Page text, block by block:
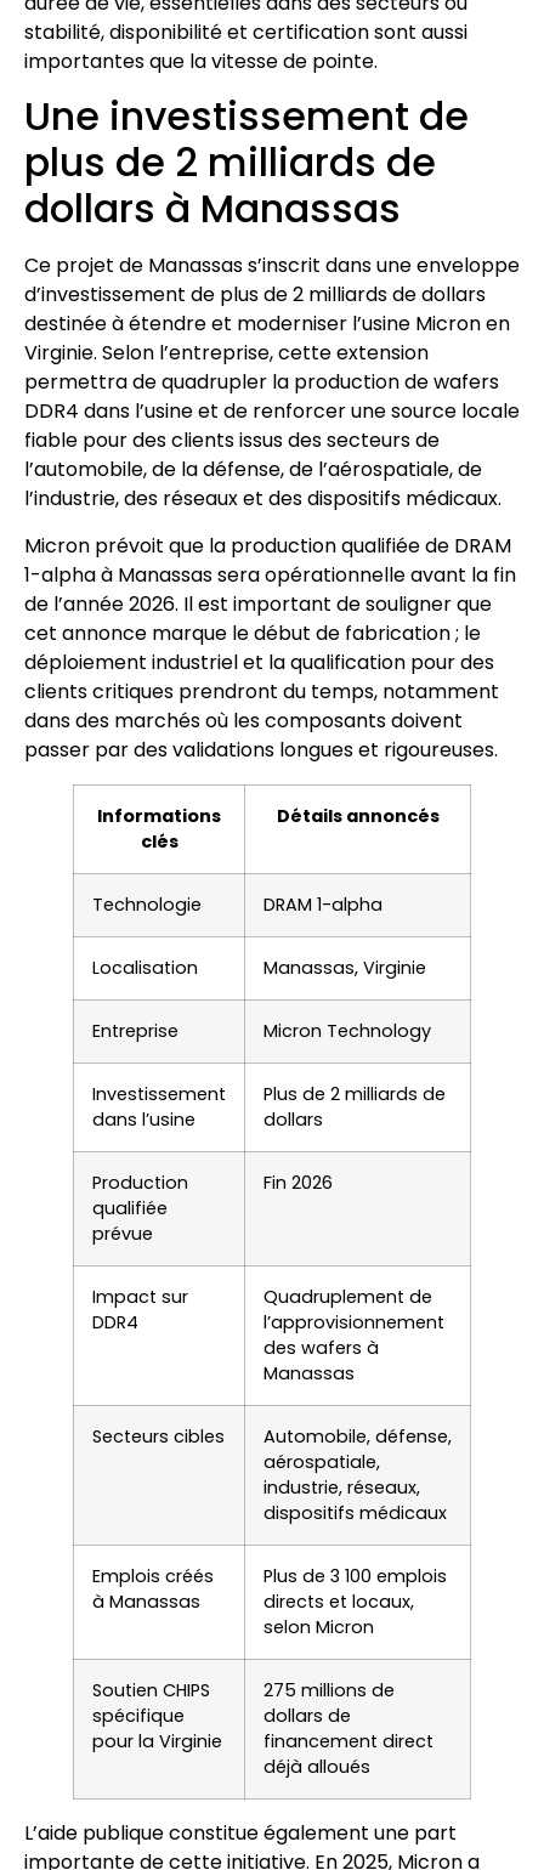
stabilité, disponibilité et certification sont aussi
importantes que la vitesse de pointe.
Une investissement de
plus de 2 milliards de
dollars à Manassas
Ce projet de Manassas s’inscrit dans une enveloppe
d’investissement de plus de 2 milliards de dollars
destinée à étendre et moderniser l’usine Micron en
Virginie. Selon l’entreprise, cette extension
permettra de quadrupler la production de wafers
DDR4 dans l’usine et de renforcer une source locale
fiable pour des clients issus des secteurs de
l’automobile, de la défense, de l’aérospatiale, de
l’industrie, des réseaux et des dispositifs médicaux.
Micron prévoit que la production qualifiée de DRAM
1-alpha à Manassas sera opérationnelle avant la fin
de l’année 2026. Il est important de souligner que
cet annonce marque le début de fabrication ; le
déploiement industriel et la qualification pour des
clients critiques prendront du temps, notamment
dans des marchés où les composants doivent
passer par des validations longues et rigoureuses.
Informations
clés
Détails annoncés
Technologie DRAM 1-alpha
Localisation Manassas, Virginie
Entreprise Micron Technology
Investissement
dans l’usine
Plus de 2 milliards de
dollars
Production
qualifiée
prévue
Fin 2026
Impact sur
DDR4
Quadruplement de
l’approvisionnement
des wafers à
Manassas
Secteurs cibles
Automobile, défense,
aérospatiale,
industrie, réseaux,
dispositifs médicaux
Emplois créés
à Manassas
Plus de 3 100 emplois
directs et locaux,
selon Micron
Soutien CHIPS
spécifique
pour la Virginie
275 millions de
dollars de
financement direct
déjà alloués
L’aide publique constitue également une part
importante de cette initiative. En 2025, Micron a